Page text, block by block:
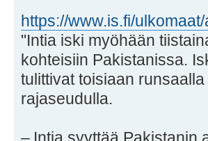
https://www.is.fi/
"Intia iski myöhään
kohteisiin Pakistanissa.
tulittivat toisiaan
rajaseudulla.
– Intia syyttää Pakistanin